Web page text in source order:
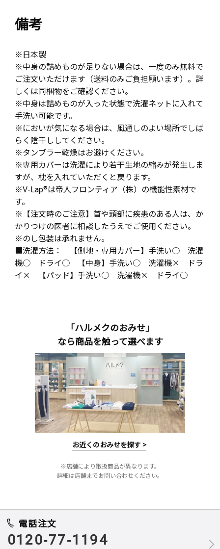
備考
※日本製
※中身の詰めものが足りない場合は、一度のみ無料で
ご注文いただけます（送料のみご負担願います）。詳
しくは同梱物をご確認ください。
※中身は詰めものが入った状態で洗濯ネットに入れて
手洗い可能です。
※においが気になる場合は、風通しのよい場所でしば
らく陰干ししてください。
※タンブラー乾燥はお避けください。
※専用カバーは洗濯により若干生地の縮みが発生しま
すが、枕を入れていただくと戻ります。
※V-Lap®は帝人フロンティア（株）の機能性素材で
す。
※【注文時のご注意】首や頭部に疾患のある人は、か
かりつけの医者に相談したうえでご使用ください。
※のし包装は承れません。
■洗濯方法： 【側地・専用カバー】手洗い○ 洗濯
機○ ドライ○ 【中身】手洗い○ 洗濯機× ドラ
イ× 【パッド】手洗い○ 洗濯機× ドライ○
「ハルメクのおみせ」
なら商品を触って選べます
お近くのおみせを探す >
※店舗により取扱商品が異なります。
詳細は店舗までお問い合わせください。
電話注文
0120-77-1194